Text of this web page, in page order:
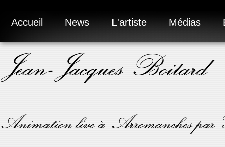
Accueil News L'artiste Médias
Jean-Jacques Boitard
Animation live à Arromanches par